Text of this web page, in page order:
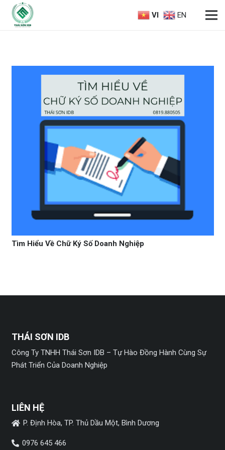
VI EN
Tìm Hiểu Về Chữ Ký Số Doanh Nghiệp
THÁI SƠN IDB
Công Ty TNHH Thái Sơn IDB – Tự Hào Đồng Hành Cùng Sự
Phát Triển Của Doanh Nghiệp
LIÊN HỆ
P. Định Hòa, TP. Thủ Dầu Một, Bình Dương
0976 645 466